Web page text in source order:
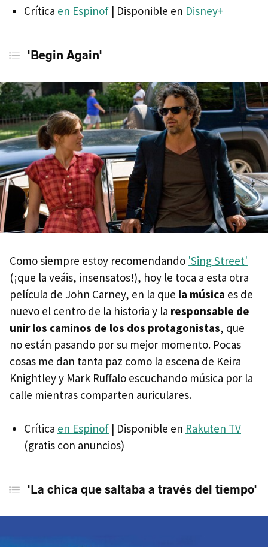
Crítica en Espinof | Disponible en Disney+
'Begin Again'
Como siempre estoy recomendando 'Sing Street'
(¡que la veáis, insensatos!), hoy le toca a esta otra
película de John Carney, en la que la música es de
nuevo el centro de la historia y la responsable de
unir los caminos de los dos protagonistas, que
no están pasando por su mejor momento. Pocas
cosas me dan tanta paz como la escena de Keira
Knightley y Mark Ruffalo escuchando música por la
calle mientras comparten auriculares.
Crítica en Espinof | Disponible en Rakuten TV
(gratis con anuncios)
'La chica que saltaba a través del tiempo'